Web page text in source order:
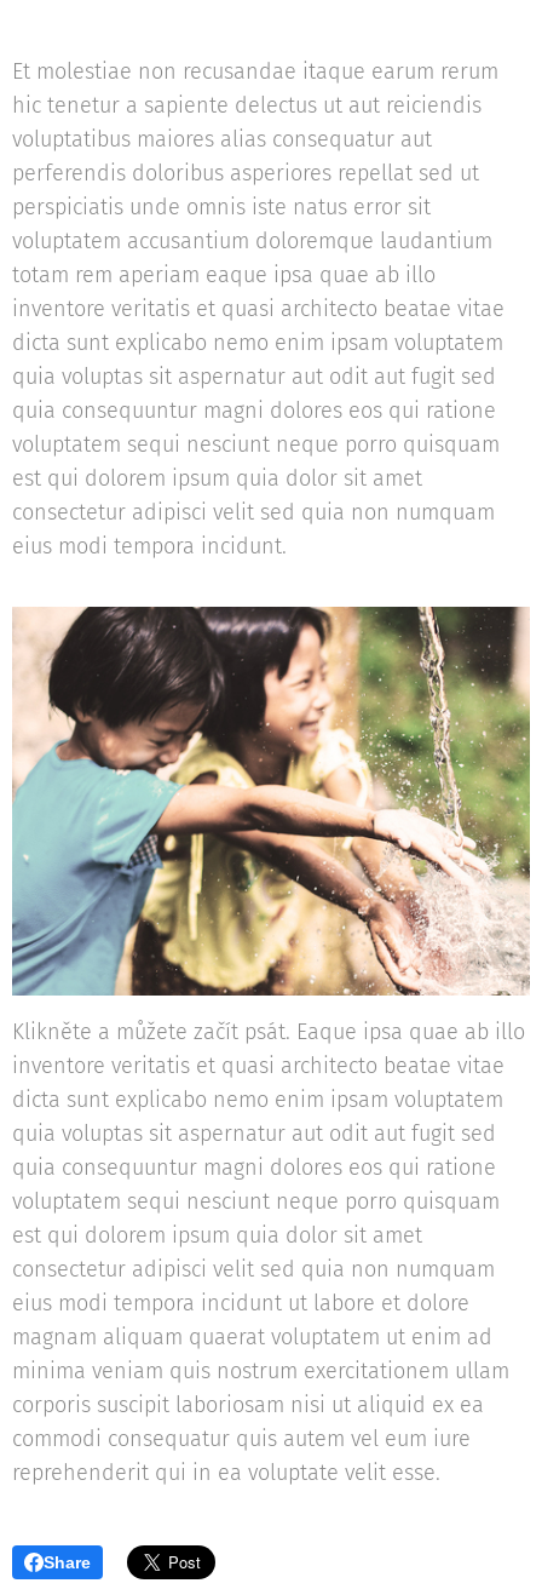
Et molestiae non recusandae itaque earum rerum
hic tenetur a sapiente delectus ut aut reiciendis
voluptatibus maiores alias consequatur aut
perferendis doloribus asperiores repellat sed ut
perspiciatis unde omnis iste natus error sit
voluptatem accusantium doloremque laudantium
totam rem aperiam eaque ipsa quae ab illo
inventore veritatis et quasi architecto beatae vitae
dicta sunt explicabo nemo enim ipsam voluptatem
quia voluptas sit aspernatur aut odit aut fugit sed
quia consequuntur magni dolores eos qui ratione
voluptatem sequi nesciunt neque porro quisquam
est qui dolorem ipsum quia dolor sit amet
consectetur adipisci velit sed quia non numquam
eius modi tempora incidunt.
Klikněte a můžete začít psát. Eaque ipsa quae ab illo
inventore veritatis et quasi architecto beatae vitae
dicta sunt explicabo nemo enim ipsam voluptatem
quia voluptas sit aspernatur aut odit aut fugit sed
quia consequuntur magni dolores eos qui ratione
voluptatem sequi nesciunt neque porro quisquam
est qui dolorem ipsum quia dolor sit amet
consectetur adipisci velit sed quia non numquam
eius modi tempora incidunt ut labore et dolore
magnam aliquam quaerat voluptatem ut enim ad
minima veniam quis nostrum exercitationem ullam
corporis suscipit laboriosam nisi ut aliquid ex ea
commodi consequatur quis autem vel eum iure
reprehenderit qui in ea voluptate velit esse.
Share